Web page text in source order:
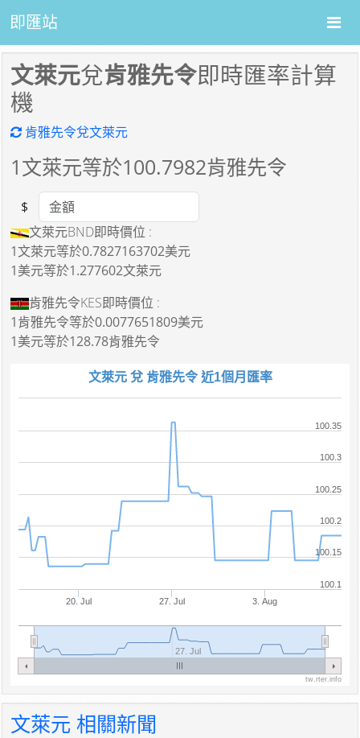
即匯站
文萊元兌肯雅先令即時匯率計算
機
肯雅先令兌文萊元
1文萊元等於100.7982肯雅先令
Amount
$
文萊元BND即時價位 :
1文萊元等於0.7827163702美元
1美元等於1.277602文萊元
肯雅先令KES即時價位 :
1肯雅先令等於0.0077651809美元
1美元等於128.78肯雅先令
文萊元 兌 肯雅先令 近1個月匯率
20. Jul 27. Jul 3. Aug
27. Jul
100.1
100.15
100.2
100.25
100.3
100.35
tw.rter.info
文萊元 相關新聞